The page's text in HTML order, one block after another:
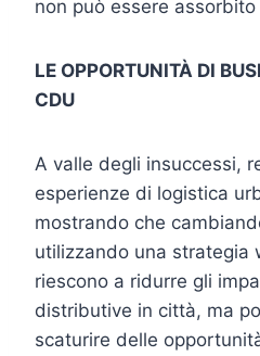
non può essere
LE OPPORTUNITÀ DI
CDU
A valle degli insuccessi,
esperienze di logistica
mostrando che
utilizzando una strategia
riescono a ridurre gli
distributive in città, ma
scaturire delle